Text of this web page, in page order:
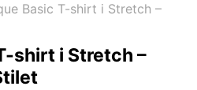
Basic T-shirt i Stretch –
shirt i Stretch –